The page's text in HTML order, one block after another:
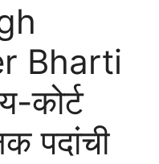
Bharti
कोर्ट
पदांची